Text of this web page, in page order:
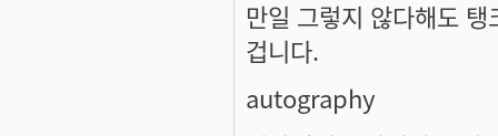
만일 그렇지 않다해도
겁니다.
autography